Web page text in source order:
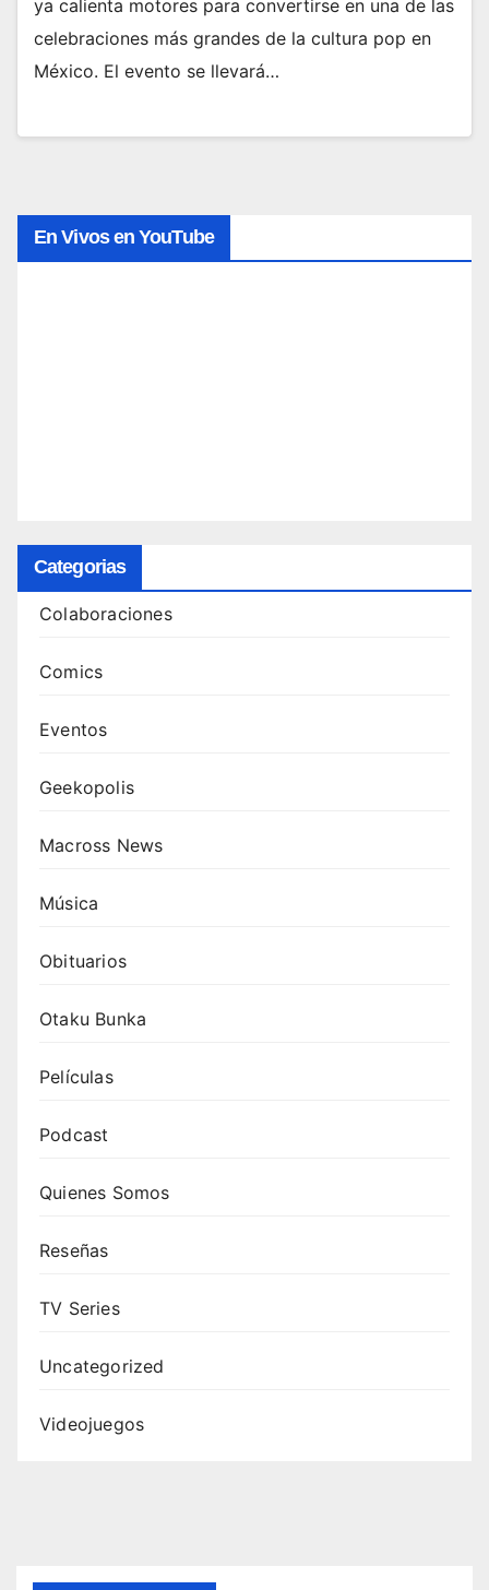
ya calienta motores para convertirse en una de las
celebraciones más grandes de la cultura pop en
México. El evento se llevará…
En Vivos en YouTube
Categorias
Colaboraciones
Comics
Eventos
Geekopolis
Macross News
Música
Obituarios
Otaku Bunka
Películas
Podcast
Quienes Somos
Reseñas
TV Series
Uncategorized
Videojuegos